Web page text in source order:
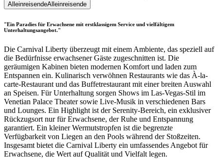
AlleinreisendeAlleinreisende
"Ein Paradies für Erwachsene mit erstklassigem Service und vielfältigem
Unterhaltungsangebot."
Die Carnival Liberty überzeugt mit einem Ambiente, das speziell auf
die Bedürfnisse erwachsener Gäste zugeschnitten ist. Die
geräumigen Kabinen bieten modernen Komfort und laden zum
Entspannen ein. Kulinarisch verwöhnen Restaurants wie das À-la-
carte-Restaurant und das Buffetrestaurant mit einer breiten Auswahl
an Speisen. Für Unterhaltung sorgen Shows im Las-Vegas-Stil im
Venetian Palace Theater sowie Live-Musik in verschiedenen Bars
und Lounges. Ein Highlight ist der Serenity-Bereich, ein exklusiver
Rückzugsort nur für Erwachsene, der Ruhe und Entspannung
garantiert. Ein kleiner Wermutstropfen ist die begrenzte
Verfügbarkeit von Liegen an den Pools während der Stoßzeiten.
Insgesamt bietet die Carnival Liberty ein umfassendes Angebot für
Erwachsene, die Wert auf Qualität und Vielfalt legen.